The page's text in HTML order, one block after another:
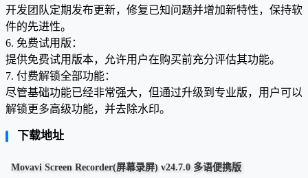
开发团队定期发布更新，修复已知问题并增加新特性，保持软
件的先进性。
6. 免费试用版：
提供免费试用版本，允许用户在购买前充分评估其功能。
7. 付费解锁全部功能：
尽管基础功能已经非常强大，但通过升级到专业版，用户可以
解锁更多高级功能，并去除水印。
下载地址
Movavi Screen Recorder(屏幕录屏) v24.7.0 多语便携版